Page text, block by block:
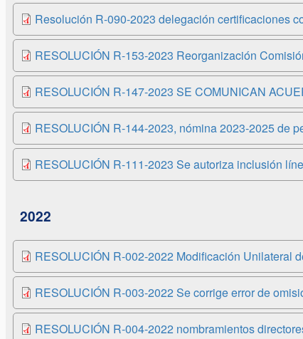
Resolución R-090-2023 delegación certificaciones
RESOLUCIÓN R-153-2023 Reorganización
RESOLUCIÓN R-147-2023 SE COMUNICAN
RESOLUCIÓN R-144-2023, nómina 2023-2025 de
RESOLUCIÓN R-111-2023 Se autoriza inclusión
2022
RESOLUCIÓN R-002-2022 Modificación Unilateral
RESOLUCIÓN R-003-2022 Se corrige error de
RESOLUCIÓN R-004-2022 nombramientos